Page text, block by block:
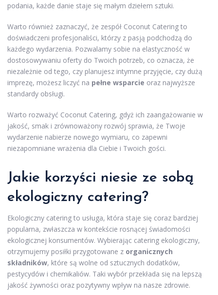
podania, każde danie staje się małym dziełem sztuki.
Warto również zaznaczyć, że zespół Coconut Catering to
doświadczeni profesjonaliści, którzy z pasją podchodzą do
każdego wydarzenia. Pozwalamy sobie na elastyczność w
dostosowywaniu oferty do Twoich potrzeb, co oznacza, że
niezależnie od tego, czy planujesz intymne przyjęcie, czy dużą
imprezę, możesz liczyć na pełne wsparcie oraz najwyższe
standardy obsługi.
Warto rozważyć Coconut Catering, gdyż ich zaangażowanie w
jakość, smak i zrównoważony rozwój sprawia, że Twoje
wydarzenie nabierze nowego wymiaru, co zapewni
niezapomniane wrażenia dla Ciebie i Twoich gości.
Jakie korzyści niesie ze sobą
ekologiczny catering?
Ekologiczny catering to usługa, która staje się coraz bardziej
popularna, zwłaszcza w kontekście rosnącej świadomości
ekologicznej konsumentów. Wybierając catering ekologiczny,
otrzymujemy posiłki przygotowane z organicznych
składników, które są wolne od sztucznych dodatków,
pestycydów i chemikaliów. Taki wybór przekłada się na lepszą
jakość żywności oraz pozytywny wpływ na nasze zdrowie.